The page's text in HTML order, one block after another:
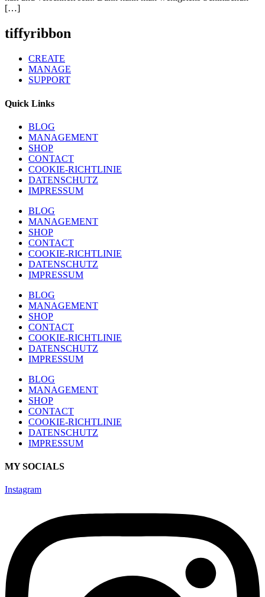
[…]
tiffyribbon
CREATE
MANAGE
SUPPORT
Quick Links
BLOG
MANAGEMENT
SHOP
CONTACT
COOKIE-RICHTLINIE
DATENSCHUTZ
IMPRESSUM
BLOG
MANAGEMENT
SHOP
CONTACT
COOKIE-RICHTLINIE
DATENSCHUTZ
IMPRESSUM
BLOG
MANAGEMENT
SHOP
CONTACT
COOKIE-RICHTLINIE
DATENSCHUTZ
IMPRESSUM
BLOG
MANAGEMENT
SHOP
CONTACT
COOKIE-RICHTLINIE
DATENSCHUTZ
IMPRESSUM
MY SOCIALS
Instagram